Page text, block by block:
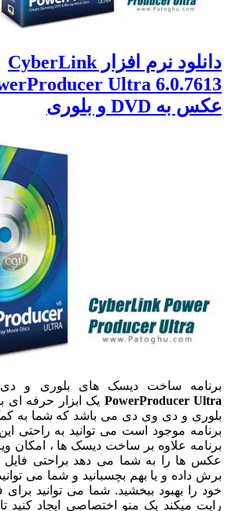
دانلود نرم افزار CyberLink
عکس به DVD و بلوری
برنامه ساخت دیسک های بلوری و
PowerProducer Ultra یک ابزار حرفه
بلوری و دی وی دی می باشد که شما به
برنامه موجود است می توانید به راحتی
برنامه علاوه بر ساخت دیسک ها ، امکان
عکس ها را به شما می دهد براحتی فایل
برش داده و یا بهم بچسبانید و شما می
خود را بهبود ببخشید. شما می توانید
رایت میکند یک منو اختصاصی ایجاد کنید